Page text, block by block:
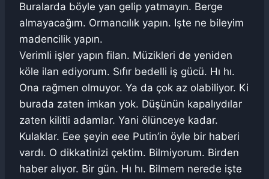
Buralarda böyle yan gelip yatmayın. Berge
almayacağım. Ormancılık yapın. Işte ne bileyim
madencilik yapın.
Verimli işler yapın filan. Müzikleri de yeniden
köle ilan ediyorum. Sıfır bedelli iş gücü. Hı hı.
Ona rağmen olmuyor. Ya da çok az olabiliyor. Ki
burada zaten imkan yok. Düşünün kapalıydılar
zaten kilitli adamlar. Yani ölünceye kadar.
Kulaklar. Eee şeyin eee Putin’in öyle bir haberi
vardı. O dikkatinizi çektim. Bilmiyorum. Birden
haber alıyor. Bir gün. Hı hı. Bilmem nerede işte